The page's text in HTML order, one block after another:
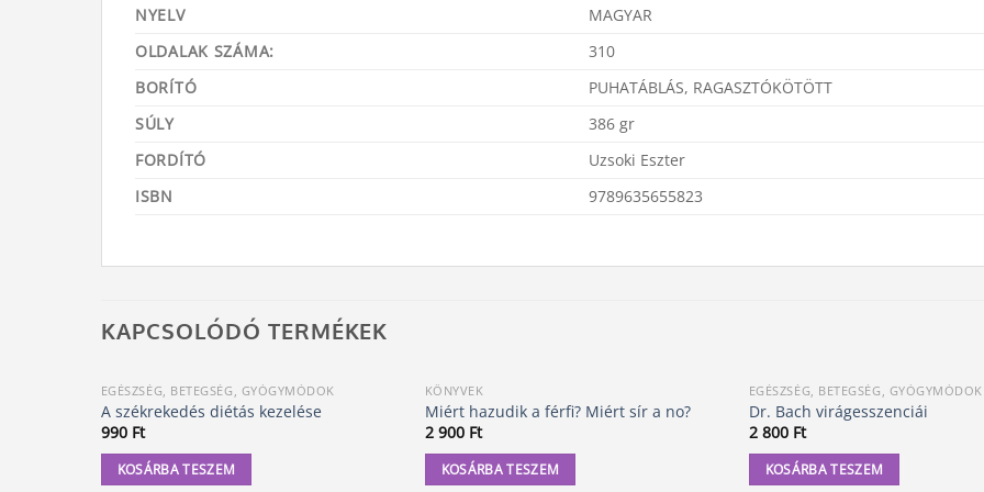
NYELV
MAGYAR
OLDALAK SZÁMA:
310
BORÍTÓ
PUHATÁBLÁS, RAGASZTÓKÖTÖTT
SÚLY
386 gr
FORDÍTÓ
Uzsoki Eszter
ISBN
9789635655823
KAPCSOLÓDÓ TERMÉKEK
EGÉSZSÉG, BETEGSÉG, GYÓGYMÓDOK
A székrekedés diétás kezelése
990 Ft
KOSÁRBA TESZEM
KÖNYVEK
Miért hazudik a férfi? Miért sír a no?
2 900 Ft
KOSÁRBA TESZEM
EGÉSZSÉG, BETEGSÉG, GYÓGYMÓDOK
Dr. Bach virágesszenciái
2 800 Ft
KOSÁRBA TESZEM